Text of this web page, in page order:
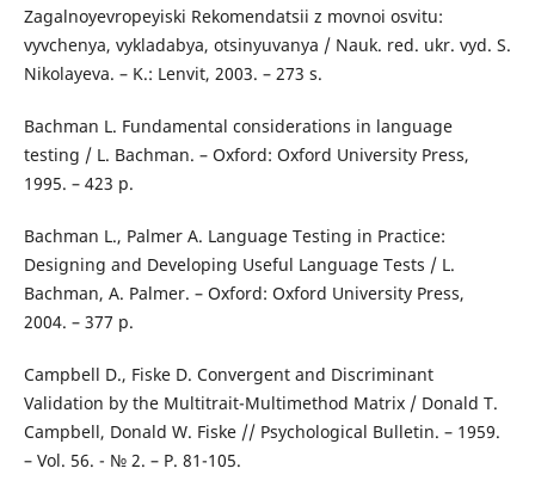
Zagalnoyevropeyiski Rekomendatsii z movnoi osvitu:
vyvchenya, vykladabya, otsinyuvanya / Nauk. red. ukr. vyd. S.
Nikolayeva. – K.: Lenvit, 2003. – 273 s.
Bachman L. Fundamental considerations in language
testing / L. Bachman. – Oxford: Oxford University Press,
1995. – 423 p.
Bachman L., Palmer A. Language Testing in Practice:
Designing and Developing Useful Language Tests / L.
Bachman, A. Palmer. – Oxford: Oxford University Press,
2004. – 377 p.
Campbell D., Fiske D. Convergent and Discriminant
Validation by the Multitrait-Multimethod Matrix / Donald T.
Campbell, Donald W. Fiske // Psychological Bulletin. – 1959.
– Vol. 56. - № 2. – Р. 81-105.